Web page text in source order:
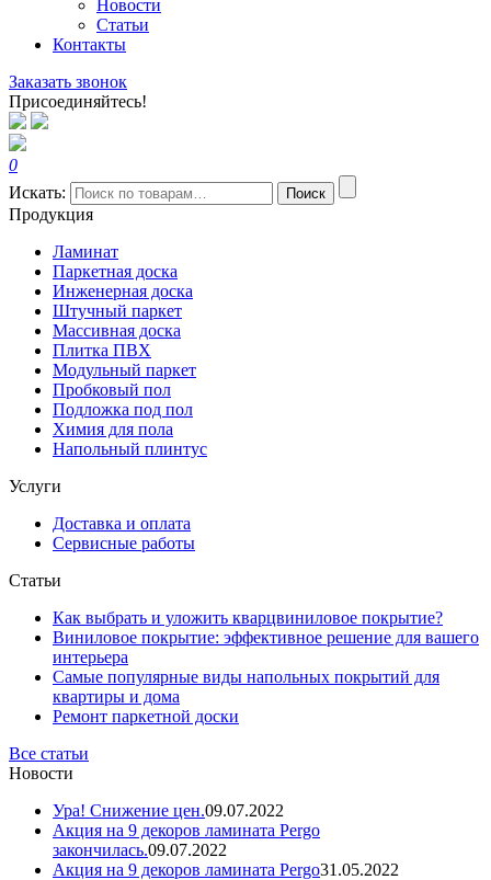
Новости
Статьи
Контакты
Заказать звонок
Присоединяйтесь!
0
Искать:
Поиск
Продукция
Ламинат
Паркетная доска
Инженерная доска
Штучный паркет
Массивная доска
Плитка ПВХ
Модульный паркет
Пробковый пол
Подложка под пол
Химия для пола
Напольный плинтус
Услуги
Доставка и оплата
Сервисные работы
Статьи
Как выбрать и уложить кварцвиниловое покрытие?
Виниловое покрытие: эффективное решение для вашего
интерьера
Самые популярные виды напольных покрытий для
квартиры и дома
Ремонт паркетной доски
Все статьи
Новости
Ура! Снижение цен.09.07.2022
Акция на 9 декоров ламината Pergo
закончилась.09.07.2022
Акция на 9 декоров ламината Pergo31.05.2022